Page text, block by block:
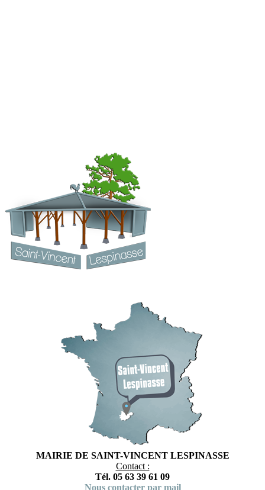
MAIRIE DE SAINT-VINCENT LESPINASSE
Contact :
Tél. 05 63 39 61 09
Nous contacter par mail